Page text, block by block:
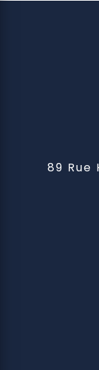
89 Rue Henry, 94490 Ormesson-